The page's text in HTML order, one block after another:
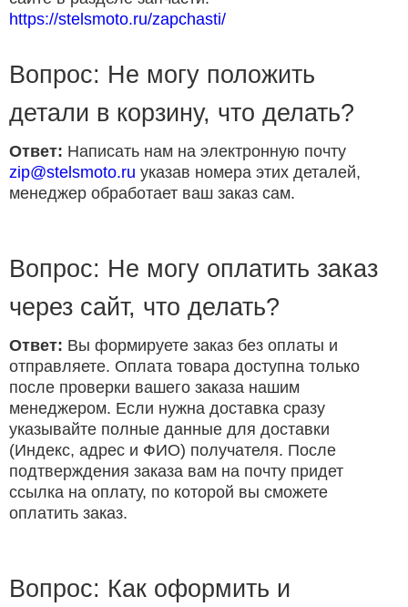
https://stelsmoto.ru/zapchasti/
Вопрос: Не могу положить
детали в корзину, что делать?
Ответ: Написать нам на электронную почту
zip@stelsmoto.ru указав номера этих деталей,
менеджер обработает ваш заказ сам.
Вопрос: Не могу оплатить заказ
через сайт, что делать?
Ответ: Вы формируете заказ без оплаты и
отправляете. Оплата товара доступна только
после проверки вашего заказа нашим
менеджером. Если нужна доставка сразу
указывайте полные данные для доставки
(Индекс, адрес и ФИО) получателя. После
подтверждения заказа вам на почту придет
ссылка на оплату, по которой вы сможете
оплатить заказ.
Вопрос: Как оформить и